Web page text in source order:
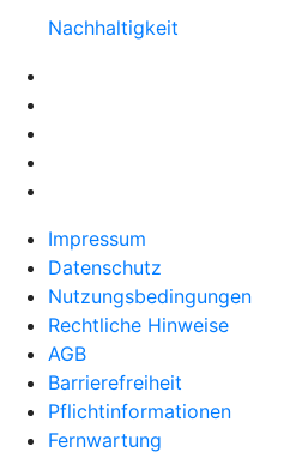
Nachhaltigkeit
Impressum
Datenschutz
Nutzungsbedingungen
Rechtliche Hinweise
AGB
Barrierefreiheit
Pflichtinformationen
Fernwartung